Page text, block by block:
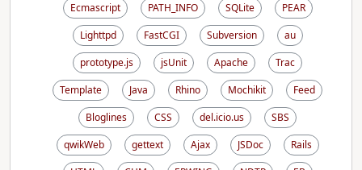
Ecmascript
PATH_INFO SQLite
PEAR
Lighttpd
FastCGI Subversion
au
prototype.js
jsUnit Apache
Trac
Template
Java Rhino Mochikit
Feed
Bloglines
CSS del.icio.us
SBS
qwikWeb
gettext Ajax JSDoc
Rails